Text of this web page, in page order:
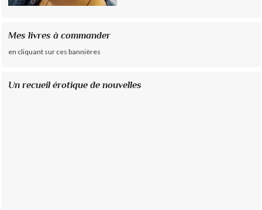
Mes livres à commander
en cliquant sur ces bannières
Un recueil érotique de nouvelles